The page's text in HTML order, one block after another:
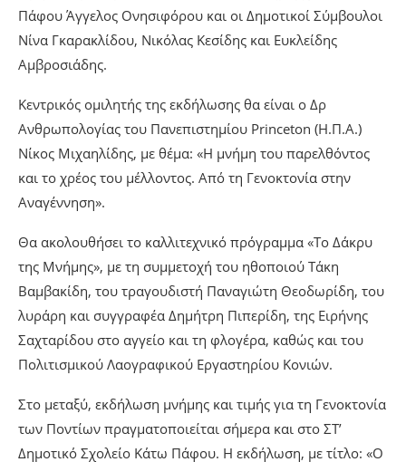
Στις 7.30 μ.μ., στο Μαρκίδειο Δημοτικό Θέατρο Πάφου,
θα πραγματοποιηθεί η κεντρική εκδήλωση μνήμης και
τιμής. Χαιρετισμούς θα απευθύνουν ο Δημαρχεύων
Πάφου Άγγελος Ονησιφόρου και οι Δημοτικοί Σύμβουλοι
Νίνα Γκαρακλίδου, Νικόλας Κεσίδης και Ευκλείδης
Αμβροσιάδης.
Κεντρικός ομιλητής της εκδήλωσης θα είναι ο Δρ
Ανθρωπολογίας του Πανεπιστημίου Princeton (Η.Π.Α.)
Νίκος Μιχαηλίδης, με θέμα: «Η μνήμη του παρελθόντος
και το χρέος του μέλλοντος. Από τη Γενοκτονία στην
Αναγέννηση».
Θα ακολουθήσει το καλλιτεχνικό πρόγραμμα «Το Δάκρυ
της Μνήμης», με τη συμμετοχή του ηθοποιού Τάκη
Βαμβακίδη, του τραγουδιστή Παναγιώτη Θεοδωρίδη, του
λυράρη και συγγραφέα Δημήτρη Πιπερίδη, της Ειρήνης